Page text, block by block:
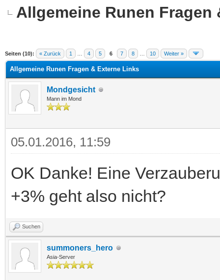
Allgemeine Runen Fragen
Seiten (10): « Zurück 1 4 5 6 7 8 10 Weiter »
Durchschnitt
Allgemeine Runen Fragen & Externe Links
Mondgesicht
Mann im Mond
05.01.2016, 11:59
OK Danke! Eine
+3% geht also nicht?
Suchen
summoners_hero
Asia-Server